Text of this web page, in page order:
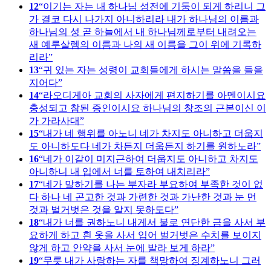
12 이기는 자는 내 하나님 성전에 기둥이 되게 하리니 그
가 결코 다시 나가지 아니하리라 내가 하나님의 이름과
하나님의 성 곧 하늘에서 내 하나님께로부터 내려오는
새 예루살렘의 이름과 나의 새 이름을 그이 위에 기록하
리라
13 귀 있는 자는 성령이 교회들에게 하시는 말씀을 들을
지어다
14 라오디게아 교회의 사자에게 편지하기를 아멘이시요
충성되고 참된 증인이시요 하나님의 창조의 근본이신 이
가 가라사대
15 내가 네 행위를 아노니 네가 차지도 아니하고 더웁지
도 아니하도다 네가 차든지 더웁든지 하기를 원하노라
16 네가 이같이 미지근하여 더웁지도 아니하고 차지도
아니하니 내 입에서 너를 토하여 내치리라
17 네가 말하기를 나는 부자라 부요하여 부족한 것이 없
다 하나 네 곤고한 것과 가련한 것과 가난한 것과 눈 먼
것과 벌거벗은 것을 알지 못하도다
18 내가 너를 권하노니 내게서 불로 연단한 금을 사서 부
요하게 하고 흰 옷을 사서 입어 벌거벗은 수치를 보이지
않게 하고 안약을 사서 눈에 발라 보게 하라
19 무릇 내가 사랑하는 자를 책망하여 징계하노니 그러